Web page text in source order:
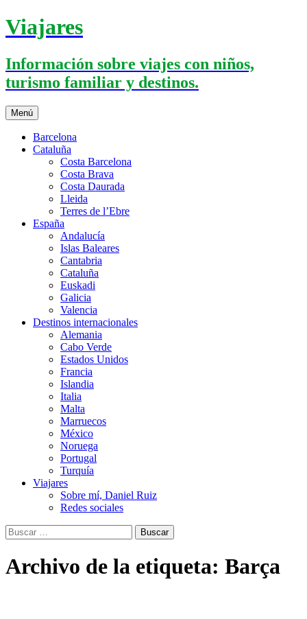
Saltar
al
Viajares
Información sobre viajes con niños,
turismo familiar y destinos.
Menú
Barcelona
Cataluña
Costa Barcelona
Costa Brava
Costa Daurada
Lleida
Terres de l’Ebre
España
Andalucía
Islas Baleares
Cantabria
Cataluña
Euskadi
Galicia
Valencia
Destinos internacionales
Alemania
Cabo Verde
Estados Unidos
Francia
Islandia
Italia
Malta
Marruecos
México
Noruega
Portugal
Turquía
Viajares
Sobre mí, Daniel Ruiz
Redes sociales
Buscar:
Archivo de la etiqueta: Barça